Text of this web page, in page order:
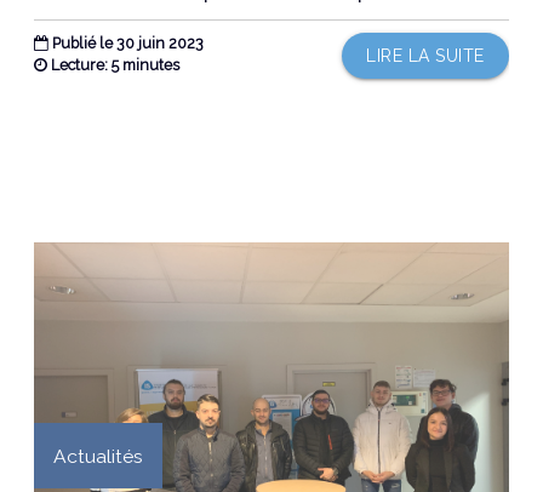
Publié le 30 juin 2023
LIRE LA SUITE
Lecture: 5 minutes
Actualités